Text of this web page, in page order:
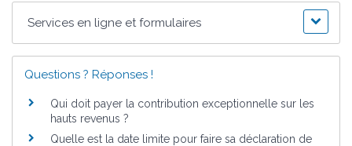
Services en ligne et formulaires
Questions ? Réponses !
Qui doit payer la contribution exceptionnelle sur les
hauts revenus ?
Quelle est la date limite pour faire sa déclaration de